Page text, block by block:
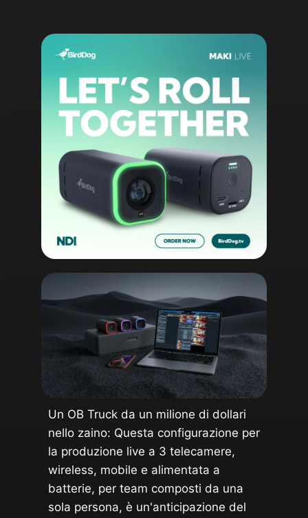
Un OB Truck da un milione di dollari
nello zaino: Questa configurazione per
la produzione live a 3 telecamere,
wireless, mobile e alimentata a
batterie, per team composti da una
sola persona, è un'anticipazione del